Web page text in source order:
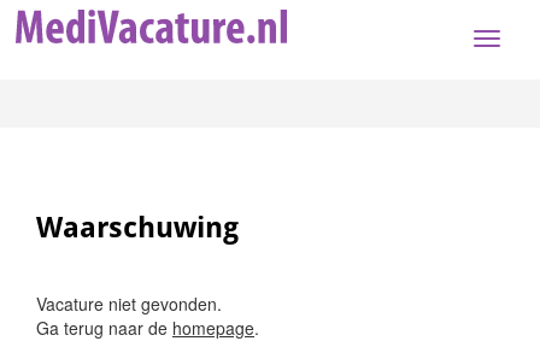
Toggle
Waarschuwing
Vacature niet gevonden.
Ga terug naar de homepage.